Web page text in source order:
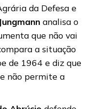
da Defesa e
analisa o
que não vai
a situação
de 1964 e diz que
não permite a